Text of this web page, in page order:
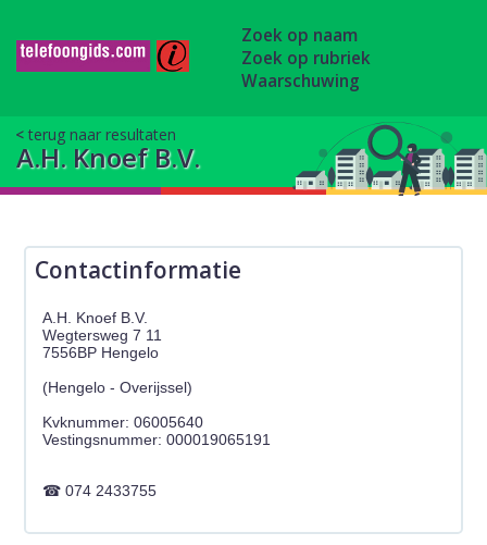
Zoek op naam
Zoek op rubriek
Waarschuwing
terug naar resultaten
A.H. Knoef B.V.
Contactinformatie
A.H. Knoef B.V.
Wegtersweg 7 11
7556BP Hengelo
(Hengelo - Overijssel)
Kvknummer: 06005640
074 2433755